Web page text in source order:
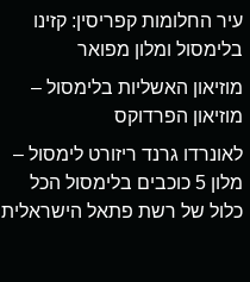
עיר החלומות קפריסין: קזינו
בלימסול ומלון מפואר
מוזיאון האשליות בלימסול –
מוזיאון הפרדוקס
לאונרדו גרנד ריזורט לימסול –
מלון 5 כוכבים בלימסול הכל
כלול של רשת פתאל הישראלית